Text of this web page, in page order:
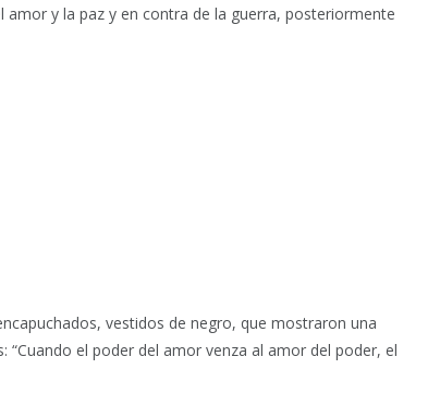
amor y la paz y en contra de la guerra, posteriormente
vestidos de negro, que mostraron una
el poder del amor venza al amor del poder, el